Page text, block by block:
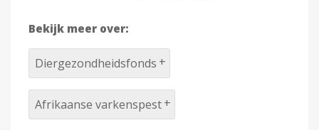
Bekijk meer over:
Diergezondheidsfonds
Afrikaanse varkenspest